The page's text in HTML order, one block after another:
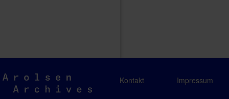
Arolsen
Archives
Kontakt Impressum